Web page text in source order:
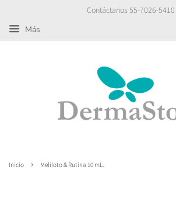
Contáctanos 55-7026-5410
Más
Inicio › Meliloto & Rutina 10 mL.